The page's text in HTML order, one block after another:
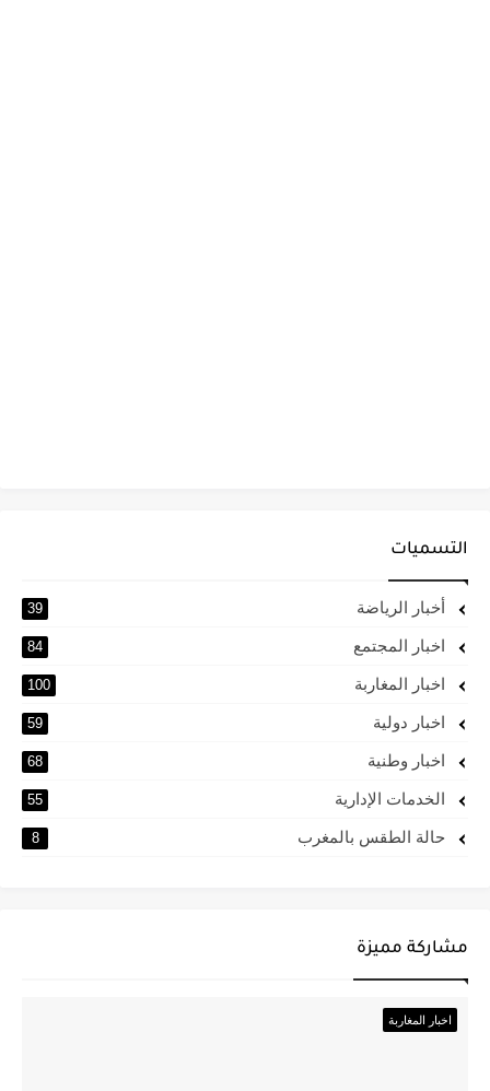
التسميات
أخبار الرياضة 39
اخبار المجتمع 84
اخبار المغاربة 100
اخبار دولية 59
اخبار وطنية 68
الخدمات الإدارية 55
حالة الطقس بالمغرب 8
مشاركة مميزة
اخبار المغاربة